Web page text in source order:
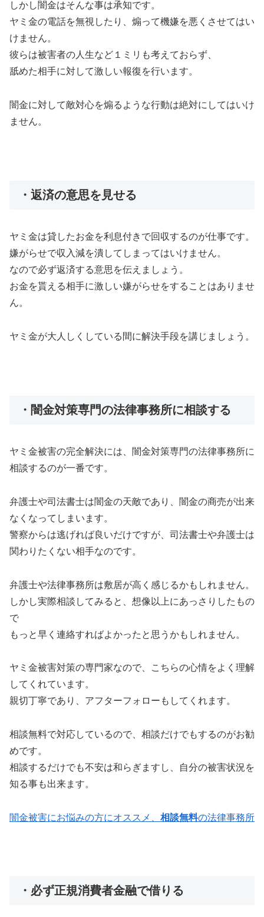
しかし闇金はそんな事は承知です。
ヤミ金の電話を無視したり、煽って機嫌を悪くさせてはい
けません。
彼らは被害者の人生など１ミリも考えておらず、
舐めた相手に対して激しい報復を行います。
闇金に対して敵対心を煽るような行動は絶対にしてはいけ
ません。
・返済の意思を見せる
ヤミ金は貸したお金を利息付きで回収するのが仕事です。
嫌がらせで収入減を潰してしまってはいけません。
なので必ず返済する意思を伝えましょう。
お金を貰える相手に激しい嫌がらせをすることはありませ
ん。
ヤミ金が大人しくしている間に解決手段を講じましょう。
・闇金対策専門の法律事務所に相談する
ヤミ金被害の完全解決には、闇金対策専門の法律事務所に
相談するのが一番です。
弁護士や司法書士は闇金の天敵であり、闇金の商売が出来
なくなってしまいます。
警察からは逃げれば良いだけですが、司法書士や弁護士は
関わりたくない相手なのです。
弁護士や法律事務所は敷居が高く感じるかもしれません。
しかし実際相談してみると、想像以上にあっさりしたもの
で
もっと早く連絡すればよかったと思うかもしれません。
ヤミ金被害対策の専門家なので、こちらの心情をよく理解
してくれています。
親切丁寧であり、アフターフォローもしてくれます。
相談無料で対応しているので、相談だけでもするのがお勧
めです。
相談するだけでも不安は和らぎますし、自分の被害状況を
知る事も出来ます。
闇金被害にお悩みの方にオススメ、 相談無料の法律事務所
・必ず正規消費者金融で借りる